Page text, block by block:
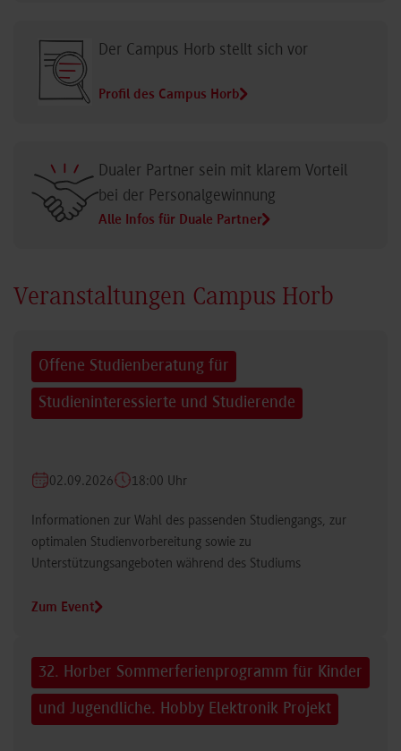
Der Campus Horb stellt sich vor
Profil des Campus Horb
Dualer Partner sein mit klarem Vorteil
bei der Personalgewinnung
Alle Infos für Duale Partner
Veranstaltungen Campus Horb
Offene Studienberatung für
Studieninteressierte und Studierende
02.09.2026 18:00 Uhr
Informationen zur Wahl des passenden Studiengangs, zur
optimalen Studienvorbereitung sowie zu
Unterstützungsangeboten während des Studiums
Zum Event
32. Horber Sommerferienprogramm für Kinder
und Jugendliche. Hobby Elektronik Projekt